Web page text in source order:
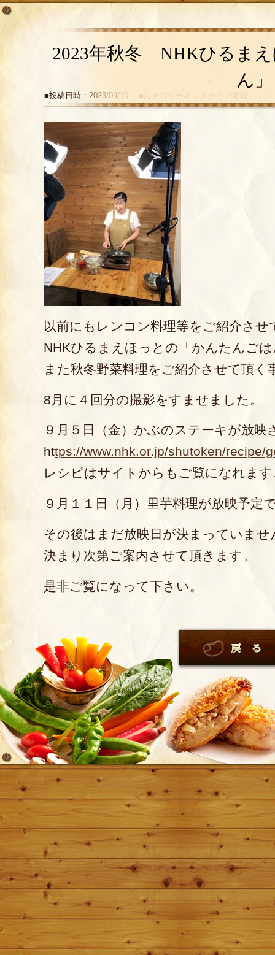
2023年秋冬 NHKひるま
ん」
■投稿日時：2023/09/10 ■カテゴリー名：メディア情報
以前にもレンコン料理等をご紹介さ
NHKひるまえほっとの「かんたんご
また秋冬野菜料理をご紹介させて頂く
8月に４回分の撮影をすませました。
９月５日（金）かぶのステーキが放映
https://www.nhk.or.jp/shutoken/recipe/
レシピはサイトからもご覧になれます
９月１１日（月）里芋料理が放映予定
その後はまだ放映日が決まっていませ
決まり次第ご案内させて頂きます。
是非ご覧になって下さい。